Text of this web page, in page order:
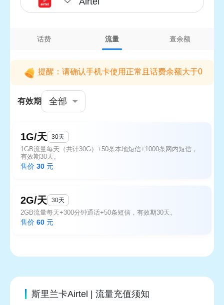
话费 流量 查余额
提醒：请确认手机卡使用正常且话费余额大于0
有效期 全部
1G/天 30天
1GB流量每天（共计30G）+50条本地短信+1000条网内短信，
有效期30天。
售价 30 元
2G/天 30天
2GB流量每天+300分钟通话+50条短信，有效期30天。
售价 60 元
斯里兰卡Airtel | 流量充值须知